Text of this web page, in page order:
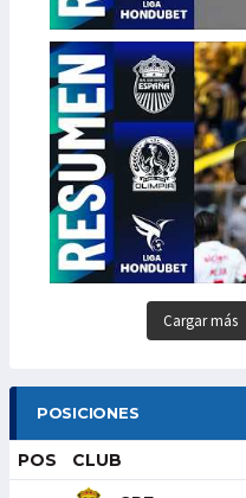
Cargar más
POSICIONES
POS CLUB